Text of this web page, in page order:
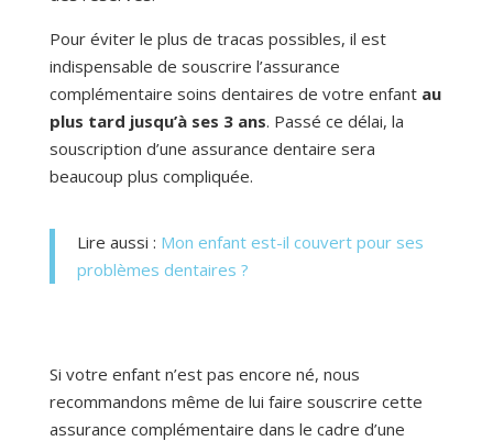
Pour éviter le plus de tracas possibles, il est
indispensable de souscrire l’assurance
complémentaire soins dentaires de votre enfant au
plus tard jusqu’à ses 3 ans. Passé ce délai, la
souscription d’une assurance dentaire sera
beaucoup plus compliquée.
Lire aussi : Mon enfant est-il couvert pour ses
problèmes dentaires ?
Si votre enfant n’est pas encore né, nous
recommandons même de lui faire souscrire cette
assurance complémentaire dans le cadre d’une